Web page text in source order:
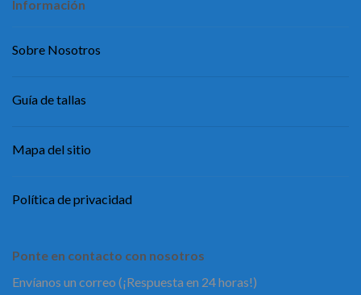
Información
Sobre Nosotros
Guía de tallas
Mapa del sitio
Política de privacidad
Ponte en contacto con nosotros
Envíanos un correo (¡Respuesta en 24 horas!)